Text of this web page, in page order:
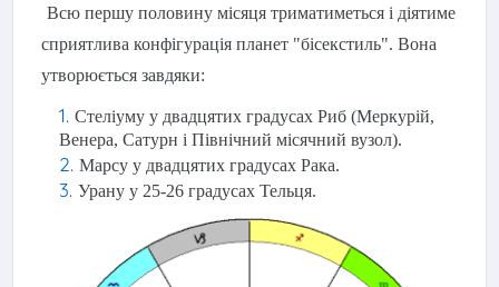
Всю першу половину місяця триматиметься і діятиме
сприятлива конфігурація планет "бісекстиль". Вона
утворюється завдяки:
Стеліуму у двадцятих градусах Риб (Меркурій,
Венера, Сатурн і Північний місячний вузол).
Марсу у двадцятих градусах Рака.
Урану у 25-26 градусах Тельця.